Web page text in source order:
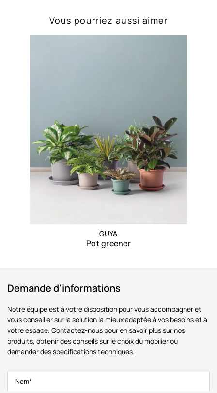
Vous pourriez aussi aimer
GUYA
Pot greener
Demande d'informations
Notre équipe est à votre disposition pour vous accompagner et
vous conseiller sur la solution la mieux adaptée à vos besoins et à
votre espace. Contactez-nous pour en savoir plus sur nos
produits, obtenir des conseils sur le choix du mobilier ou
demander des spécifications techniques.